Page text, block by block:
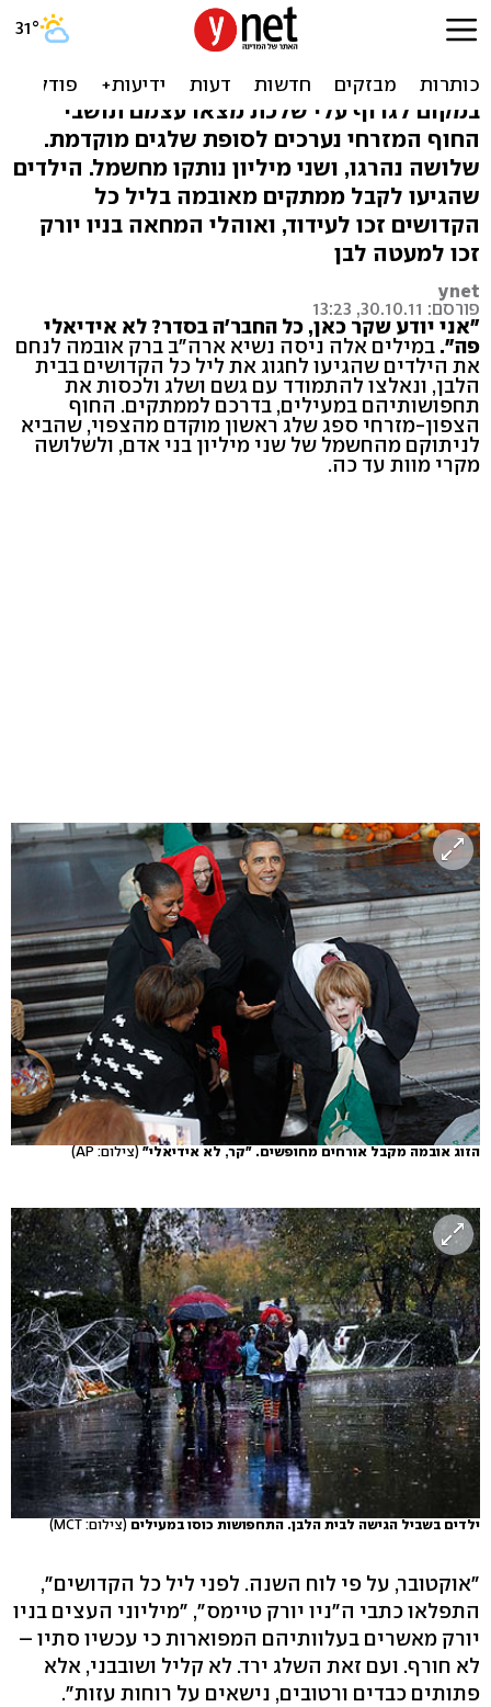
שלג מפתיע: אוהלים לבנים
וקור בבית הלבן. צפו
במקום לגרוף עלי שלכת מצאו עצמם תושבי
החוף המזרחי נערכים לסופת שלגים מוקדמת.
שלושה נהרגו, ושני מיליון נותקו מחשמל. הילדים
שהגיעו לקבל ממתקים מאובמה בליל כל
הקדושים זכו לעידוד, ואוהלי המחאה בניו יורק
זכו למעטה לבן
ynet
פורסם: 30.10.11, 13:23
"אני יודע שקר כאן, כל החבר'ה בסדר? לא אידיאלי
פה". במילים אלה ניסה נשיא ארה"ב ברק אובמה לנחם
את הילדים שהגיעו לחגוג את ליל כל הקדושים בבית
הלבן, ונאלצו להתמודד עם גשם ושלג ולכסות את
תחפושותיהם במעילים, בדרכם לממתקים. החוף
הצפון-מזרחי ספג שלג ראשון מוקדם מהצפוי, שהביא
לניתוקם מהחשמל של שני מיליון בני אדם, ולשלושה
מקרי מוות עד כה.
הזוג אובמה מקבל אורחים מחופשים. "קר, לא אידיאלי"(צילום: AP)
ילדים בשביל הגישה לבית הלבן. התחפושות כוסו במעילים (צילום: MCT)
"אוקטובר, על פי לוח השנה. לפני ליל כל הקדושים",
התפלאו כתבי ה"ניו יורק טיימס", "מיליוני העצים בניו
יורק מאשרים בעלוותיהם המפוארות כי עכשיו סתיו –
לא חורף. ועם זאת השלג ירד. לא קליל ושובבני, אלא
פתותים כבדים ורטובים, נישאים על רוחות עזות".